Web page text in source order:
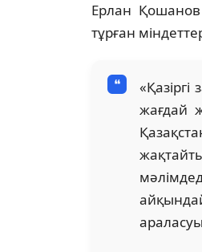
Ерлан
тұрған
жағдай